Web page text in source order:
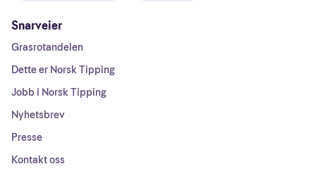
Snarveier
Grasrotandelen
Dette er Norsk Tipping
Jobb i Norsk Tipping
Nyhetsbrev
Presse
Kontakt oss